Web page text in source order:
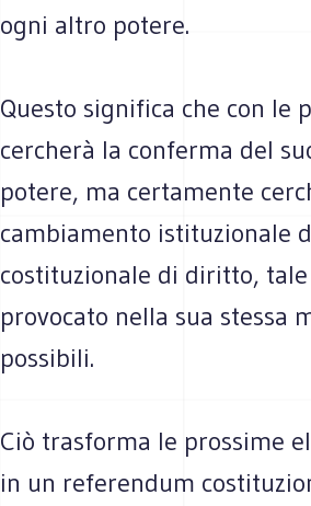
ogni altro potere.
Questo significa che con le
cercherà la conferma del
potere, ma certamente
cambiamento istituzionale
costituzionale di diritto,
provocato nella sua stessa
possibili.
Ciò trasforma le prossime
in un referendum